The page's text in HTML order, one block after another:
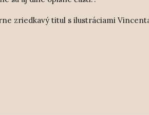
zriedkavý titul s ilustráciami